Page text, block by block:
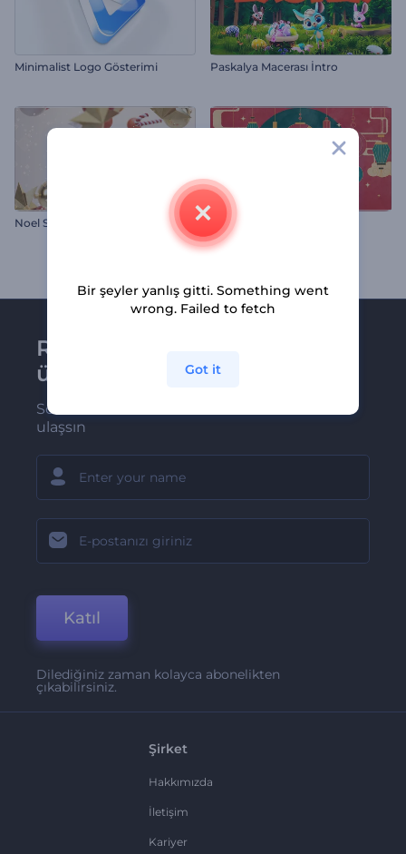
Minimalist Logo Gösterimi Paskalya Macerası İntro
Noel Süsü Giriş Videosu Çin Yeni Yılı Tebrik Kartları
Renderforest bültenine
üye olun
Son haber ve tekliflerimiz ilk olarak size
ulaşsın
Katıl
Dilediğiniz zaman kolayca abonelikten
çıkabilirsiniz.
Şirket
Hakkımızda
İletişim
Kariyer
Bir şeyler yanlış gitti. Something went
wrong. Failed to fetch
Got it